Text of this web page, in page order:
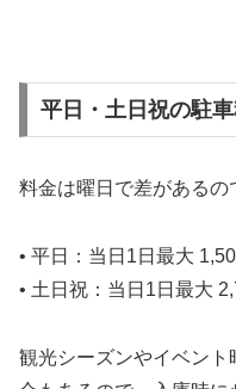
平日・土日祝の駐
料金は曜日で差があるの
• 平日：当日1日最大
• 土日祝：当日1日最大
観光シーズンやイベン